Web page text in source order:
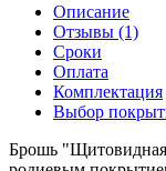
Описание
Отзывы (1)
Сроки
Оплата
Комплектация
Выбор
Брошь